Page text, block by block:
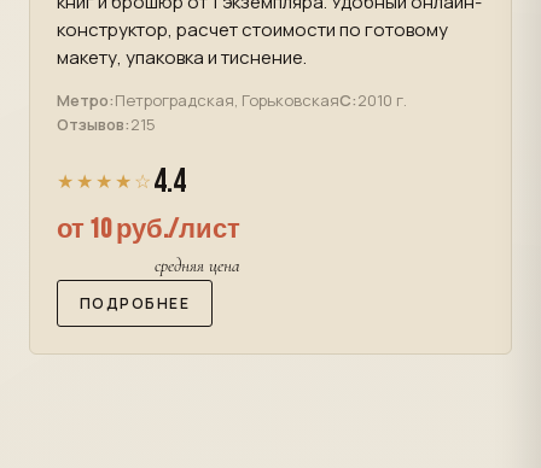
конструктор, расчет стоимости по готовому
макету, упаковка и тиснение.
Метро:Петроградская, ГорьковскаяС:2010 г.
Отзывов:215
★★★★☆ 4.4
от 10 руб./лист
средняя цена
ПОДРОБНЕЕ